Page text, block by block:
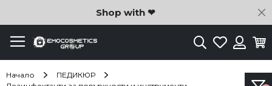
Shop with ❤
ТърсенеЛюбими
Начало
ПЕДИКЮР